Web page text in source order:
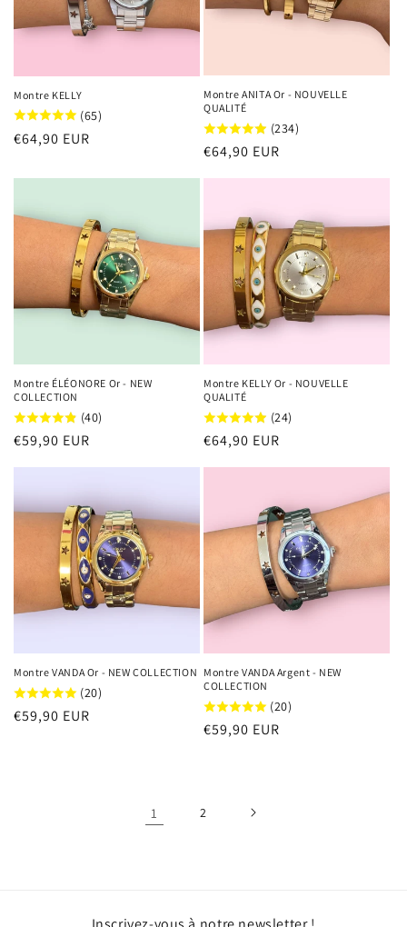
Montre KELLY
(65)
Prix
€64,90 EUR
Montre ANITA Or - NOUVELLE
QUALITÉ
(234)
Prix
€64,90 EUR
Montre ÉLÉONORE Or - NEW
COLLECTION
(40)
Prix
€59,90 EUR
Montre KELLY Or - NOUVELLE
QUALITÉ
(24)
Prix
€64,90 EUR
Montre VANDA Or - NEW COLLECTION
(20)
Prix
€59,90 EUR
Montre VANDA Argent - NEW
COLLECTION
(20)
Prix
€59,90 EUR
1 2